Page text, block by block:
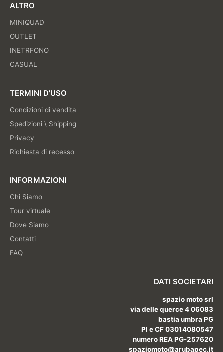
ALTRO
MINIQUAD
OUTLET
INETRFONO
CASUAL
TERMINI D'USO
Condizioni di vendita
Spedizioni \ Shipping
Privacy
Richiesta di recesso
INFORMAZIONI
Chi Siamo
Tour virtuale
Dove Siamo
Contatti
FAQ
DATI SOCIETARI
spazio moto srl
via delle querce 4 06083
bastia umbra PG
PI e CF 03014080547
numero REA PG-257620
spaziomoto@arubapec.it